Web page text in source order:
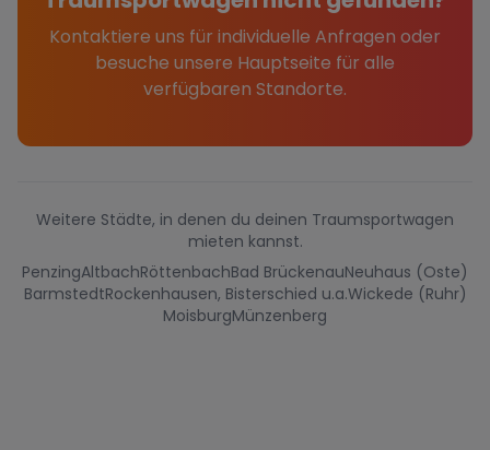
Kontaktiere uns für individuelle Anfragen oder
besuche unsere Hauptseite für alle
verfügbaren Standorte.
Weitere Städte, in denen du deinen Traumsportwagen
mieten kannst.
PenzingAltbachRöttenbachBad BrückenauNeuhaus (Oste)
BarmstedtRockenhausen, Bisterschied u.a.Wickede (Ruhr)
MoisburgMünzenberg